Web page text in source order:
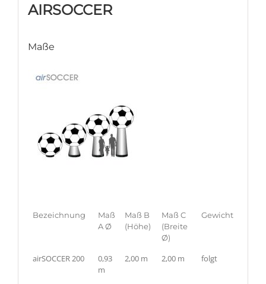
AIRSOCCER
Maße
Bezeichnung
Maß
A Ø
Maß B
(Höhe)
Maß C
(Breite
Ø)
Gewicht
airSOCCER 200
0,93
m
2,00 m 2,00 m folgt